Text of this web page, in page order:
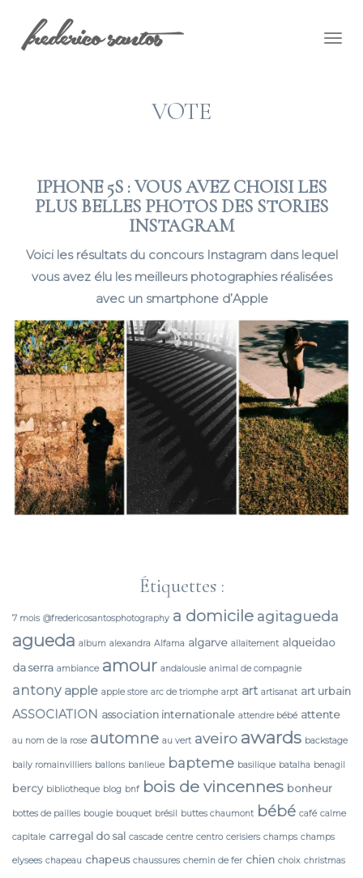
VOTE
IPHONE 5S : VOUS AVEZ CHOISI LES
PLUS BELLES PHOTOS DES STORIES
INSTAGRAM
Voici les résultats du concours Instagram dans lequel
vous avez élu les meilleurs photographies réalisées
avec un smartphone d’Apple
Étiquettes :
7 mois @fredericosantosphotography a domicile agitagueda
agueda album alexandra Alfama algarve allaitement alqueidao
da serra ambiance amour andalousie animal de compagnie
antony apple apple store arc de triomphe arpt art artisanat art urbain
ASSOCIATION association internationale attendre bébé attente
au nom de la rose automne au vert aveiro awards backstage
baily romainvilliers ballons banlieue bapteme basilique batalha benagil
bercy bibliotheque blog bnf bois de vincennes bonheur
bottes de pailles bougie bouquet brésil buttes chaumont bébé café calme
capitale carregal do sal cascade centre centro cerisiers champs champs
elysees chapeau chapeus chaussures chemin de fer chien choix christmas